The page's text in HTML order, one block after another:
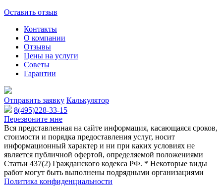
Оставить отзыв
Контакты
О компании
Отзывы
Цены на услуги
Советы
Гарантии
Отправить заявку Калькулятор
8(495)228-33-15
Перезвоните мне
Вся представленная на сайте информация, касающаяся сроков,
стоимости и порядка предоставления услуг, носит
информационный характер и ни при каких условиях не
является публичной офертой, определяемой положениями
Статьи 437(2) Гражданского кодекса РФ. * Некоторые виды
работ могут быть выполнены подрядными организациями
Политика конфиденциальности